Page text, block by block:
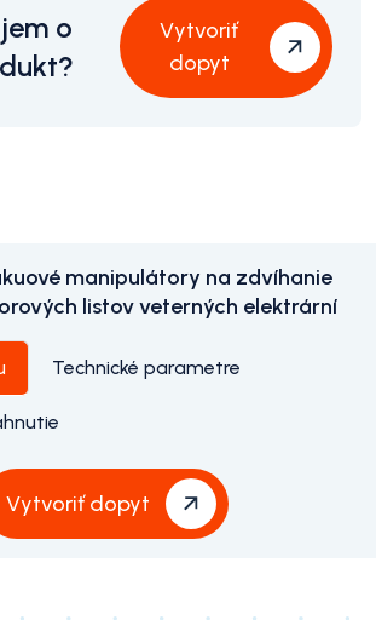
o
Vytvoriť
dopyt
manipulátory na zdvíhanie
listov veterných elektrární
Technické parametre
Vytvoriť dopyt